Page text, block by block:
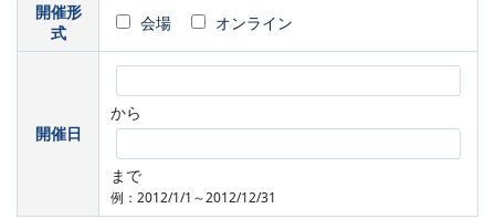
開催形
式
会場 オンライン
開催日
から
まで
例：2012/1/1～2012/12/31